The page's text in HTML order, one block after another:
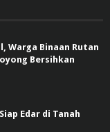
Warga Binaan Rutan
Bersihkan
Edar di Tanah